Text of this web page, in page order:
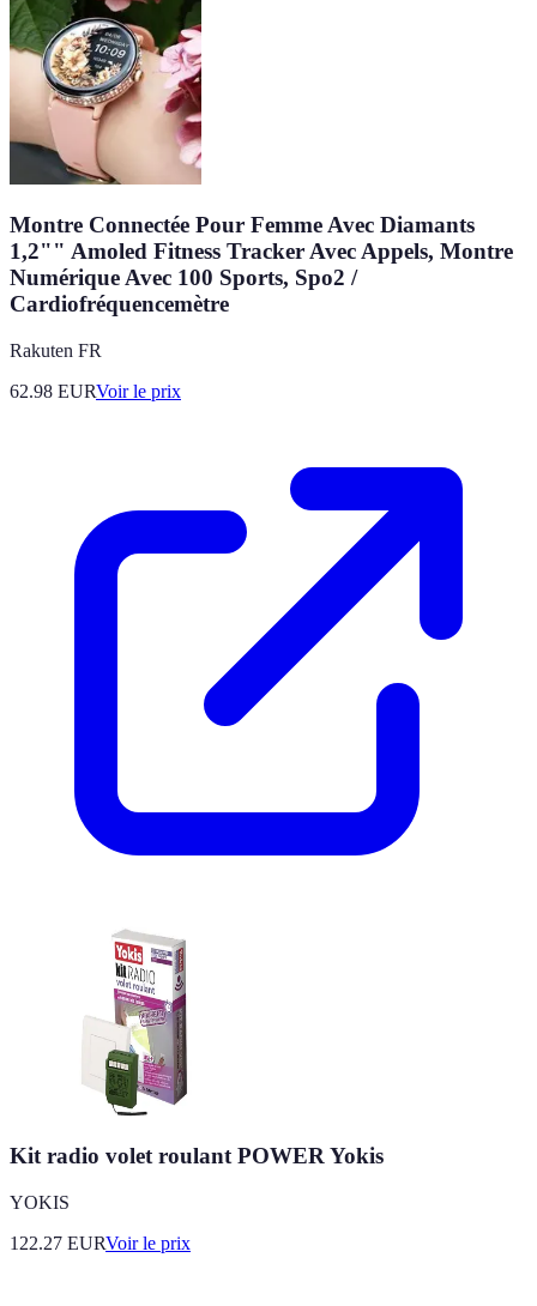
Montre Connectée Pour Femme Avec Diamants
1,2"" Amoled Fitness Tracker Avec Appels, Montre
Numérique Avec 100 Sports, Spo2 /
Cardiofréquencemètre
Rakuten FR
62.98 EURVoir le prix
Kit radio volet roulant POWER Yokis
YOKIS
122.27 EURVoir le prix